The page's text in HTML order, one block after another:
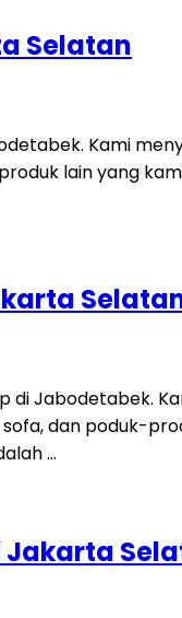
Selatan
Kami
lain yang
Jabodetabek.
dan poduk-
…
Jakarta